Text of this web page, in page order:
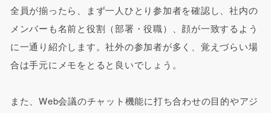
全員が揃ったら、まず一人ひとり参加者を確認し、社内の
メンバーも名前と役割（部署・役職）、顔が一致するよう
に一通り紹介します。社外の参加者が多く、覚えづらい場
合は手元にメモをとると良いでしょう。
また、Web会議のチャット機能に打ち合わせの目的やアジ